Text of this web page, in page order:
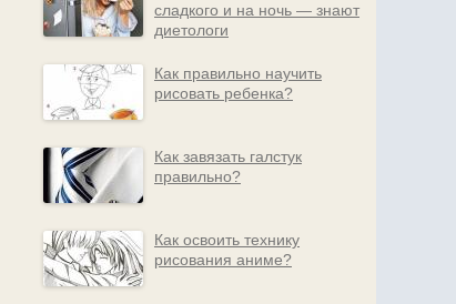
сладкого и на ночь — знают
диетологи
Как правильно научить
рисовать ребенка?
Как завязать галстук
правильно?
Как освоить технику
рисования аниме?